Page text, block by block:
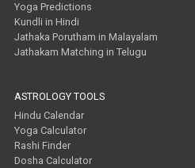
Yoga Predictions
Kundli in Hindi
Jathaka Porutham in Malayalam
Jathakam Matching in Telugu
ASTROLOGY TOOLS
Hindu Calendar
Yoga Calculator
Rashi Finder
Dosha Calculator